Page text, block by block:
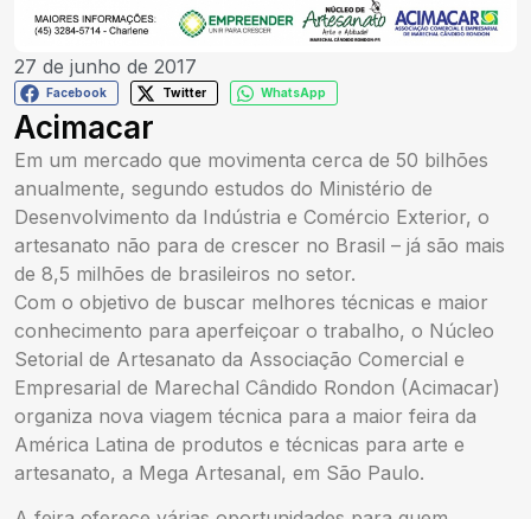
27 de junho de 2017
Facebook Twitter WhatsApp
Acimacar
Em um mercado que movimenta cerca de 50 bilhões
anualmente, segundo estudos do Ministério de
Desenvolvimento da Indústria e Comércio Exterior, o
artesanato não para de crescer no Brasil – já são mais
de 8,5 milhões de brasileiros no setor.
Com o objetivo de buscar melhores técnicas e maior
conhecimento para aperfeiçoar o trabalho, o Núcleo
Setorial de Artesanato da Associação Comercial e
Empresarial de Marechal Cândido Rondon (Acimacar)
organiza nova viagem técnica para a maior feira da
América Latina de produtos e técnicas para arte e
artesanato, a Mega Artesanal, em São Paulo.